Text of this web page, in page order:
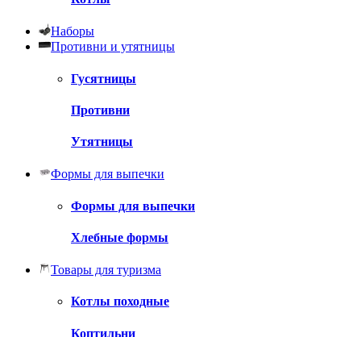
Наборы
Противни и утятницы
Гусятницы
Противни
Утятницы
Формы для выпечки
Формы для выпечки
Хлебные формы
Товары для туризма
Котлы походные
Коптильни